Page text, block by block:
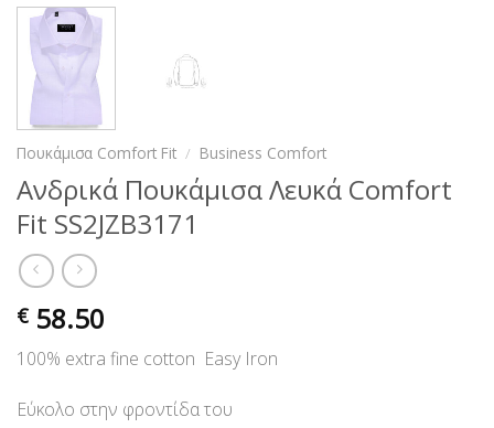
Πουκάμισα Comfort Fit / Business Comfort
Ανδρικά Πουκάμισα Λευκά Comfort
Fit SS2JZB3171
€ 58.50
100% extra fine cotton Easy Iron
Εύκολο στην φροντίδα του